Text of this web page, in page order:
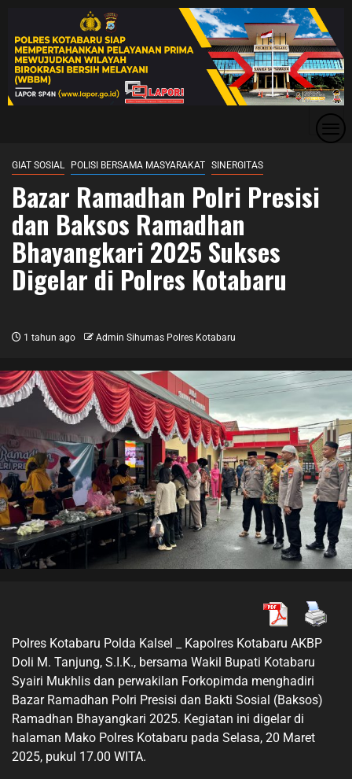
GIAT SOSIAL POLISI BERSAMA MASYARAKAT SINERGITAS
Bazar Ramadhan Polri Presisi
dan Baksos Ramadhan
Bhayangkari 2025 Sukses
Digelar di Polres Kotabaru
1 tahun ago Admin Sihumas Polres Kotabaru
Polres Kotabaru Polda Kalsel _ Kapolres Kotabaru AKBP
Doli M. Tanjung, S.I.K., bersama Wakil Bupati Kotabaru
Syairi Mukhlis dan perwakilan Forkopimda menghadiri
Bazar Ramadhan Polri Presisi dan Bakti Sosial (Baksos)
Ramadhan Bhayangkari 2025. Kegiatan ini digelar di
halaman Mako Polres Kotabaru pada Selasa, 20 Maret
2025, pukul 17.00 WITA.